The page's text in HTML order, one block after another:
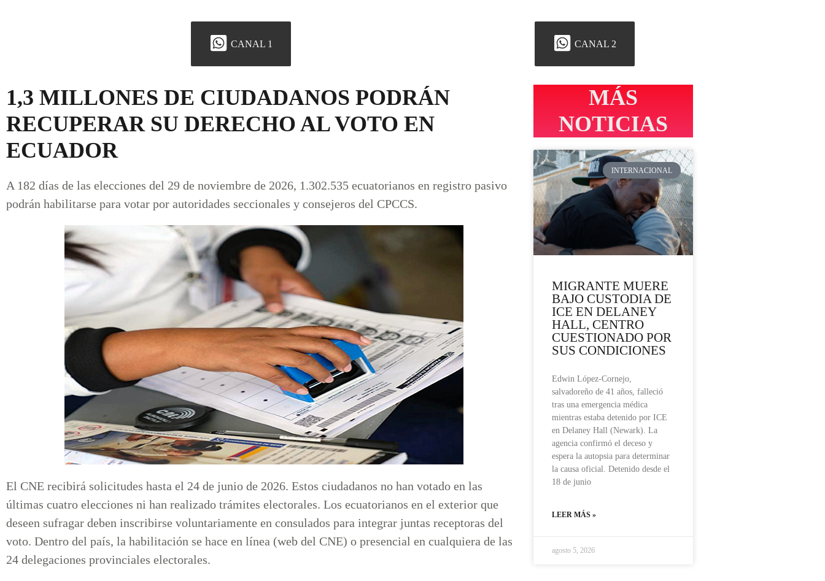
CANAL 1 CANAL 2
1,3 MILLONES DE CIUDADANOS PODRÁN
RECUPERAR SU DERECHO AL VOTO EN
ECUADOR
A 182 días de las elecciones del 29 de noviembre de 2026, 1.302.535 ecuatorianos en registro pasivo
podrán habilitarse para votar por autoridades seccionales y consejeros del CPCCS.
El CNE recibirá solicitudes hasta el 24 de junio de 2026. Estos ciudadanos no han votado en las
últimas cuatro elecciones ni han realizado trámites electorales. Los ecuatorianos en el exterior que
deseen sufragar deben inscribirse voluntariamente en consulados para integrar juntas receptoras del
voto. Dentro del país, la habilitación se hace en línea (web del CNE) o presencial en cualquiera de las
24 delegaciones provinciales electorales.
MÁS
NOTICIAS
INTERNACIONAL
MIGRANTE MUERE
BAJO CUSTODIA DE
ICE EN DELANEY
HALL, CENTRO
CUESTIONADO POR
SUS CONDICIONES
Edwin López-Cornejo,
salvadoreño de 41 años, falleció
tras una emergencia médica
mientras estaba detenido por ICE
en Delaney Hall (Newark). La
agencia confirmó el deceso y
espera la autopsia para determinar
la causa oficial. Detenido desde el
18 de junio
LEER MÁS »
agosto 5, 2026